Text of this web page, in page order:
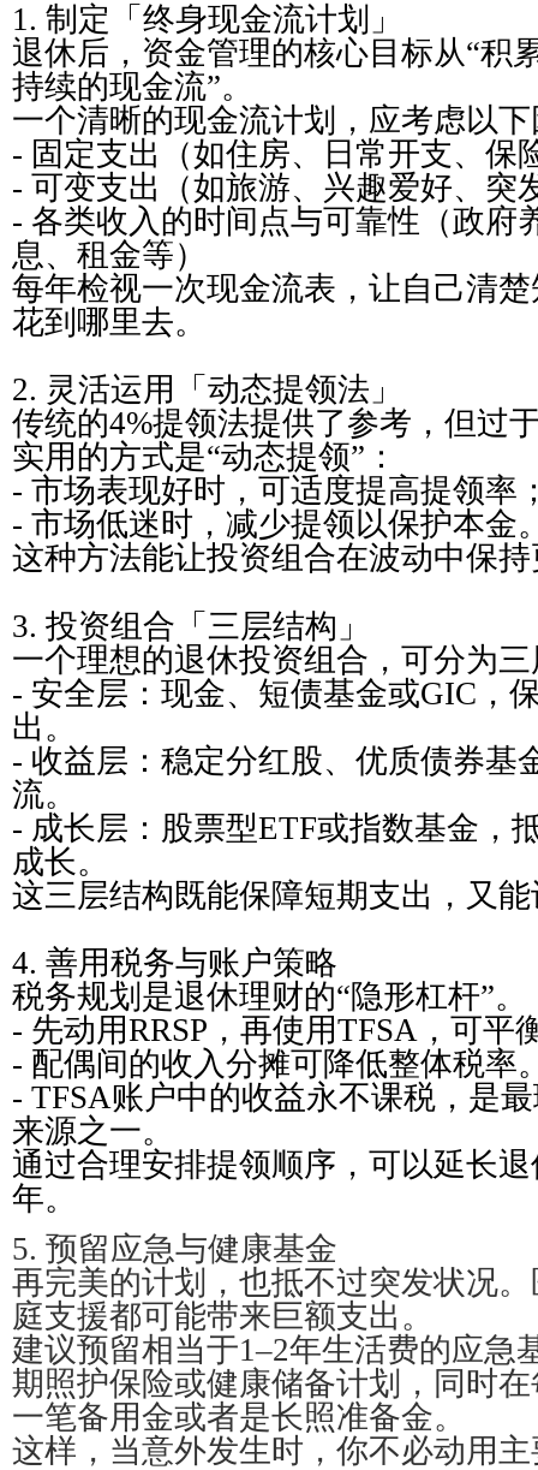
1. 制定「终身现金流计划」
退休后，资金管理的核心目标从“积
持续的现金流”。
一个清晰的现金流计划，应考虑以
- 固定支出（如住房、日常开支、保
- 可变支出（如旅游、兴趣爱好、突
- 各类收入的时间点与可靠性（政府
息、租金等）
每年检视一次现金流表，让自己清
花到哪里去。
2. 灵活运用「动态提领法」
传统的4%提领法提供了参考，但过
实用的方式是“动态提领”：
- 市场表现好时，可适度提高提领率
- 市场低迷时，减少提领以保护本金
这种方法能让投资组合在波动中保
3. 投资组合「三层结构」
一个理想的退休投资组合，可分为
- 安全层：现金、短债基金或GIC，
出。
- 收益层：稳定分红股、优质债券基
流。
- 成长层：股票型ETF或指数基金，
成长。
这三层结构既能保障短期支出，又
4. 善用税务与账户策略
税务规划是退休理财的“隐形杠杆”。
- 先动用RRSP，再使用TFSA，可平
- 配偶间的收入分摊可降低整体税率
- TFSA账户中的收益永不课税，是
来源之一。
通过合理安排提领顺序，可以延长退
年。
5. 预留应急与健康基金
再完美的计划，也抵不过突发状况
庭支援都可能带来巨额支出。
建议预留相当于1–2年生活费的应急
期照护保险或健康储备计划，同时
一笔备用金或者是长照准备金。
这样，当意外发生时，你不必动用